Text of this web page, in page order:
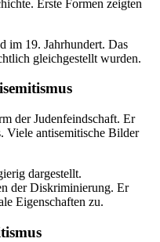
Erste Formen zeigten
im 19. Jahrhundert. Das
gleichgestellt wurden.
der Judenfeindschaft. Er
Viele antisemitische Bilder
dargestellt.
der Diskriminierung. Er
Eigenschaften zu.